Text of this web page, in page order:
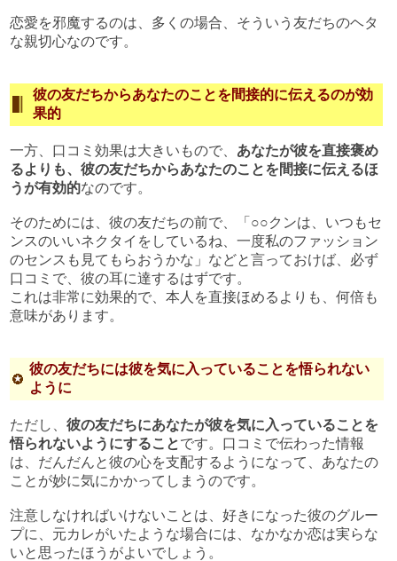
恋愛を邪魔するのは、多くの場合、そういう友だちのヘタ
な親切心なのです。
彼の友だちからあなたのことを間接的に伝えるのが効
果的
一方、口コミ効果は大きいもので、 あなたが彼を直接褒め
るよりも、彼の友だちからあなたのことを間接に伝えるほ
うが有効的なのです。
そのためには、彼の友だちの前で、「○○クンは、いつもセ
ンスのいいネクタイをしているね、一度私のファッション
のセンスも見てもらおうかな」などと言っておけば、必ず
口コミで、彼の耳に達するはずです。
これは非常に効果的で、本人を直接ほめるよりも、何倍も
意味があります。
彼の友だちには彼を気に入っていることを悟られない
ように
ただし、 彼の友だちにあなたが彼を気に入っていることを
悟られないようにすることです。口コミで伝わった情報
は、だんだんと彼の心を支配するようになって、あなたの
ことが妙に気にかかってしまうのです。
注意しなければいけないことは、好きになった彼のグルー
プに、元カレがいたような場合には、なかなか恋は実らな
いと思ったほうがよいでしょう。